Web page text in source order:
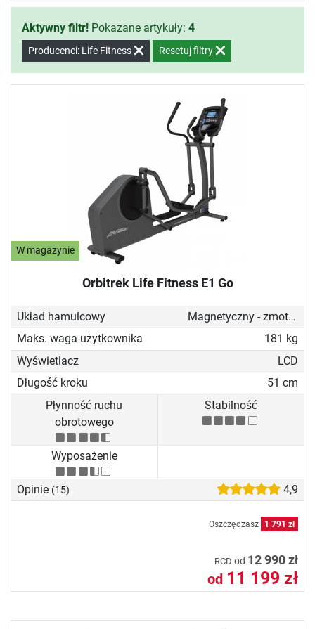
Aktywny filtr! Pokazane artykuły: 4
Producenci: Life Fitness Resetuj filtry
W magazynie
Orbitrek Life Fitness E1 Go
Układ hamulcowy
Magnetyczny - zmotoryzowany
Maks. waga użytkownika
181 kg
Wyświetlacz
LCD
Długość kroku
51 cm
Płynność ruchu
obrotowego
Stabilność
Wyposażenie
Opinie (15) 4,9
Oszczędzasz 1 791 zł
RCD od 12 990 zł
od 11 199 zł